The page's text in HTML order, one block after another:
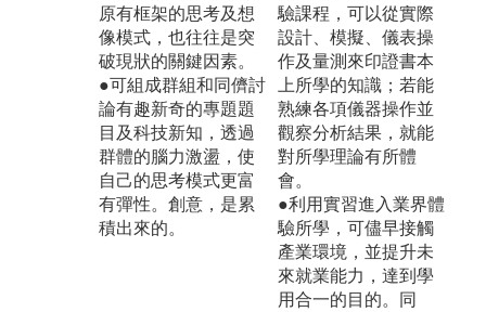
原有框架的思考及想
像模式，也往往是突
破現狀的關鍵因素。
●可組成群組和同儕討
論有趣新奇的專題題
目及科技新知，透過
群體的腦力激盪，使
自己的思考模式更富
有彈性。創意，是累
積出來的。
驗課程，可以從實際
設計、模擬、儀表操
作及量測來印證書本
上所學的知識；若能
熟練各項儀器操作並
觀察分析結果，就能
對所學理論有所體
會。
●利用實習進入業界體
驗所學，可儘早接觸
產業環境，並提升未
來就業能力，達到學
用合一的目的。同